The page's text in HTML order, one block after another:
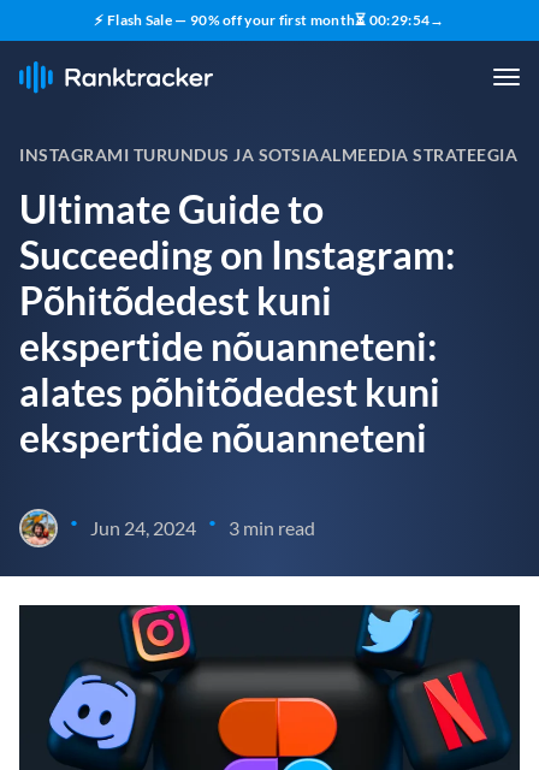
⚡ Flash Sale — 90% off your first month⏳ 00:29:53→
INSTAGRAMI TURUNDUS JA SOTSIAALMEEDIA STRATEEGIA
Ultimate Guide to
Succeeding on Instagram:
Põhitõdedest kuni
ekspertide nõuanneteni:
alates põhitõdedest kuni
ekspertide nõuanneteni
• Jun 24, 2024 • 3 min read